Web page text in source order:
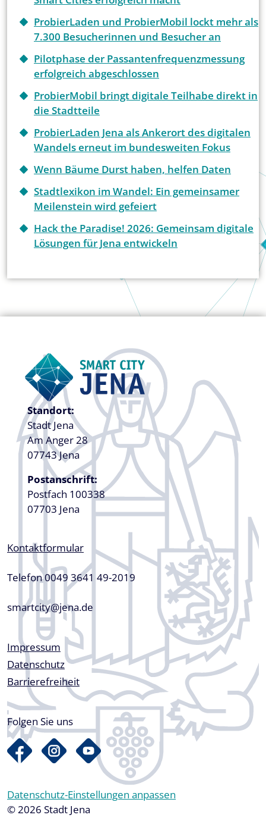
ProbierLaden und ProbierMobil lockt mehr als
7.300 Besucherinnen und Besucher an
Pilotphase der Passantenfrequenzmessung
erfolgreich abgeschlossen
ProbierMobil bringt digitale Teilhabe direkt in
die Stadtteile
ProbierLaden Jena als Ankerort des digitalen
Wandels erneut im bundesweiten Fokus
Wenn Bäume Durst haben, helfen Daten
Stadtlexikon im Wandel: Ein gemeinsamer
Meilenstein wird gefeiert
Hack the Paradise! 2026: Gemeinsam digitale
Lösungen für Jena entwickeln
Standort:
Stadt Jena
Am Anger 28
07743 Jena
Postanschrift:
Postfach 100338
07703 Jena
Kontaktformular
Telefon 0049 3641 49-2019
smartcity@jena.de
Fußzeile
Impressum
Datenschutz
Barrierefreiheit
Folgen Sie uns
Datenschutz-Einstellungen anpassen
© 2026 Stadt Jena